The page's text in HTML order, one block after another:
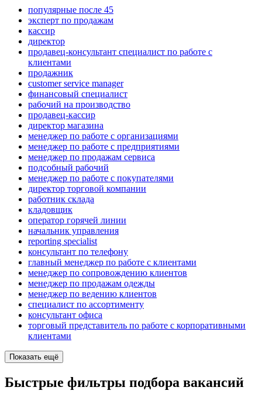
популярные после 45
эксперт по продажам
кассир
директор
продавец-консультант специалист по работе с
клиентами
продажник
customer service manager
финансовый специалист
рабочий на производство
продавец-кассир
директор магазина
менеджер по работе с организациями
менеджер по работе с предприятиями
менеджер по продажам сервиса
подсобный рабочий
менеджер по работе с покупателями
директор торговой компании
работник склада
кладовщик
оператор горячей линии
начальник управления
reporting specialist
консультант по телефону
главный менеджер по работе с клиентами
менеджер по сопровождению клиентов
менеджер по продажам одежды
менеджер по ведению клиентов
специалист по ассортименту
консультант офиса
торговый представитель по работе с корпоративными
клиентами
Показать ещё
Быстрые фильтры подбора вакансий